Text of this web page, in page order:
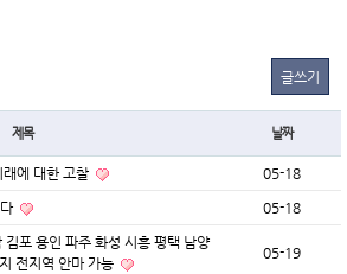
글쓰기
제목 날짜
에 대한 고찰 05-18
05-18
포 용인 파주 화성 시흥 평택 남양
전지역 안마 가능
05-19